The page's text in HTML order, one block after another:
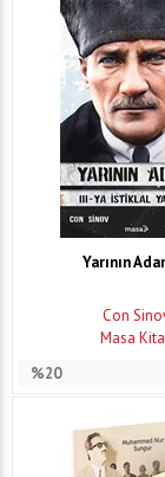
Yarının
Con
Masa
%20